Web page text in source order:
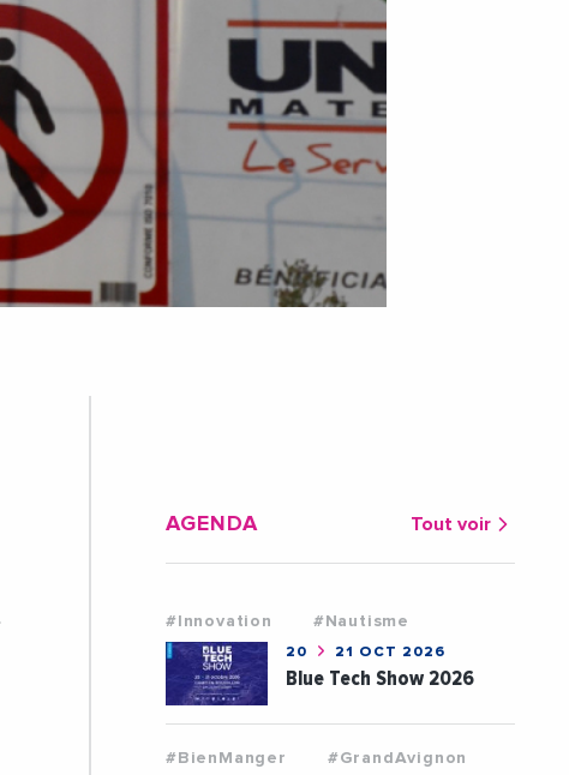
AGENDA Tout voir
#Innovation #Nautisme
20 21 OCT 2026
Blue Tech Show 2026
#BienManger #GrandAvignon